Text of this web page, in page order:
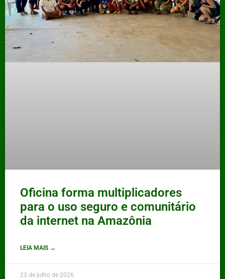
Oficina forma multiplicadores
para o uso seguro e comunitário
da internet na Amazônia
LEIA MAIS →
23 de julho de 2026